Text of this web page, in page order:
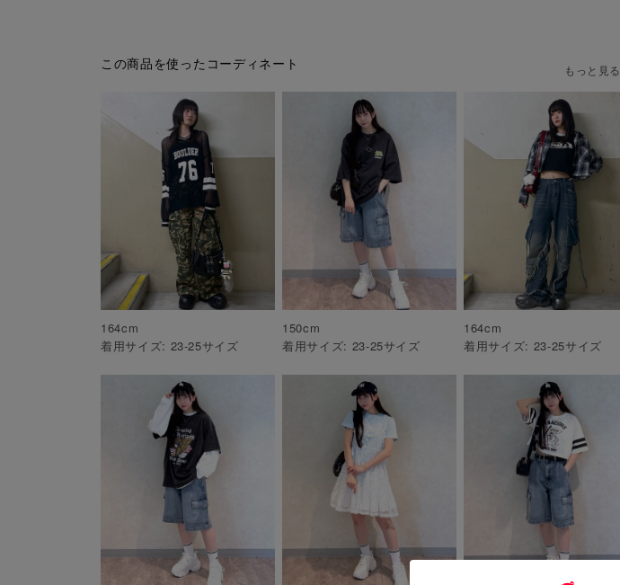
この商品を使ったコーディネート もっと見る
164cm
着用サイズ: 23-25サイズ
150cm
着用サイズ: 23-25サイズ
164cm
着用サイズ: 23-25サイズ